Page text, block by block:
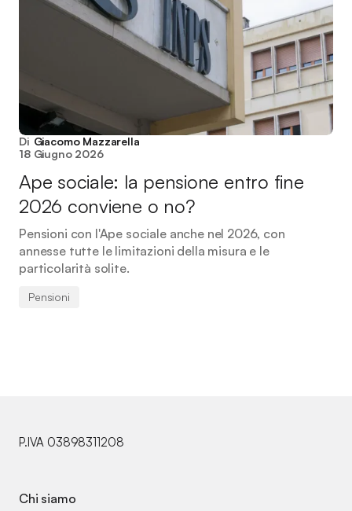
Di Giacomo Mazzarella
18 Giugno 2026
Ape sociale: la pensione entro fine
2026 conviene o no?
Pensioni con l'Ape sociale anche nel 2026, con
annesse tutte le limitazioni della misura e le
particolarità solite.
Pensioni
P.IVA 03898311208
Chi siamo